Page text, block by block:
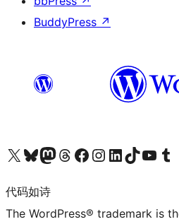
BuddyPress ↗
关注我们的 X（原 Twitter）账号访问我们的 Bluesky 账号关注我们的 Mastodon 账号访问我们的 Threads 账号 访问我们的 Facebook 公共主页关注我们的 Instagram 账号 关注我们的 LinkedIn 主页访问我们的 TikTok 账号访问我们的 YouTube 频道 访问我们的 Tumblr 账号
代码如诗
The WordPress® trademark is